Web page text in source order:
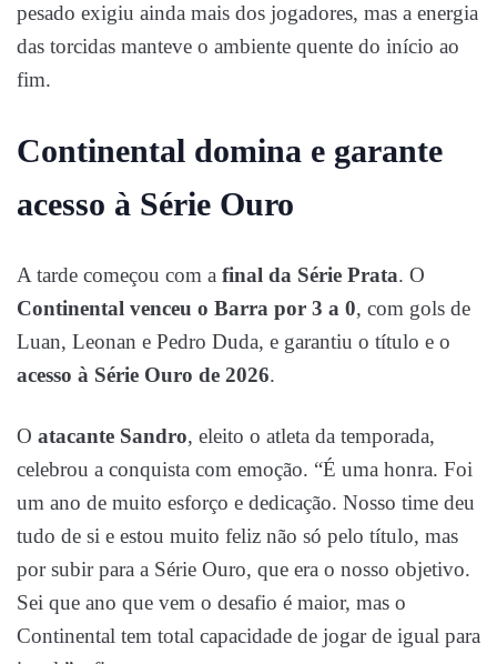
pesado exigiu ainda mais dos jogadores, mas a energia
das torcidas manteve o ambiente quente do início ao
fim.
Continental domina e garante
acesso à Série Ouro
A tarde começou com a final da Série Prata. O
Continental venceu o Barra por 3 a 0, com gols de
Luan, Leonan e Pedro Duda, e garantiu o título e o
acesso à Série Ouro de 2026.
O atacante Sandro, eleito o atleta da temporada,
celebrou a conquista com emoção. “É uma honra. Foi
um ano de muito esforço e dedicação. Nosso time deu
tudo de si e estou muito feliz não só pelo título, mas
por subir para a Série Ouro, que era o nosso objetivo.
Sei que ano que vem o desafio é maior, mas o
Continental tem total capacidade de jogar de igual para